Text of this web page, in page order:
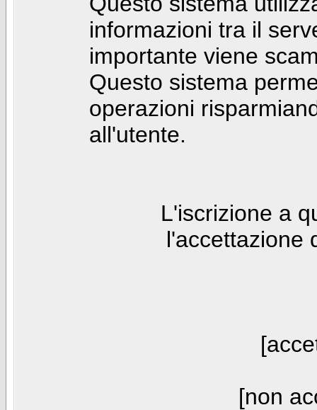
informazioni tra il
importante viene
Questo sistema
operazioni
all'utente.
L'iscrizione a
l'accettazione
[non